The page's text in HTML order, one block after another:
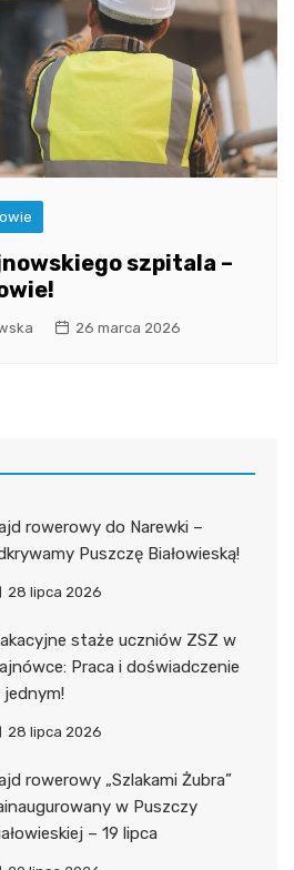
szpitala –
26 marca 2026
rowerowy do Narewki –
Puszczę Białowieską!
28 lipca 2026
staże uczniów ZSZ w
Praca i doświadczenie
jednym!
28 lipca 2026
rowerowy „Szlakami Żubra”
w Puszczy
– 19 lipca